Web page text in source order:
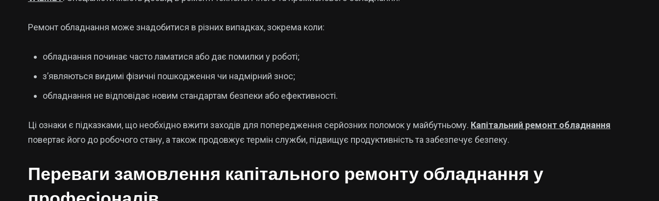
Ремонт обладнання може знадобитися в різних випадках, зокрема коли:
обладнання починає часто ламатися або дає помилки у роботі;
з’являються видимі фізичні пошкодження чи надмірний знос;
обладнання не відповідає новим стандартам безпеки або ефективності.
Ці ознаки є підказками, що необхідно вжити заходів для попередження серйозних поломок у майбутньому. Капітальний ремонт обладнання
повертає його до робочого стану, а також продовжує термін служби, підвищує продуктивність та забезпечує безпеку.
Переваги замовлення капітального ремонту обладнання у